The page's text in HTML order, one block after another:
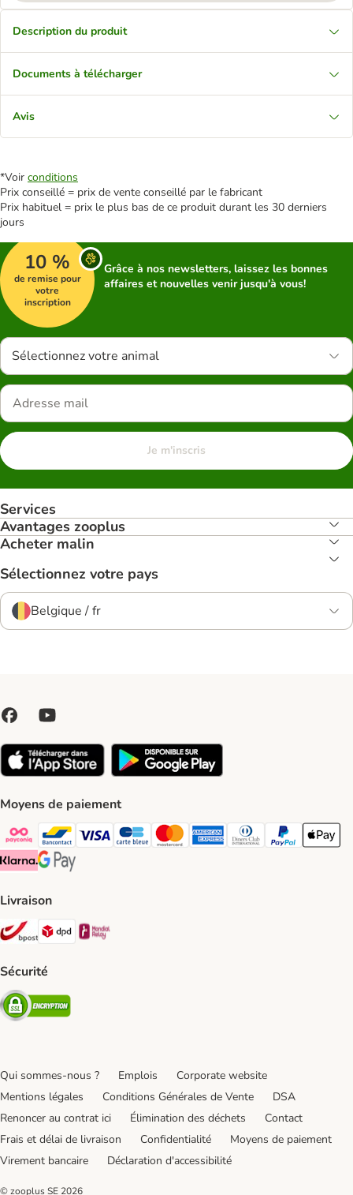
Description du produit
Documents à télécharger
Avis
*Voir conditions
Prix conseillé = prix de vente conseillé par le fabricant
Prix habituel = prix le plus bas de ce produit durant les 30 derniers
jours
10 %
de remise pour
votre
inscription
Grâce à nos newsletters, laissez les bonnes
affaires et nouvelles venir jusqu'à vous!
Sélectionnez votre animal
Je m'inscris
Services
Avantages zooplus
Acheter malin
Sélectionnez votre pays
Belgique / fr
Moyens de paiement
Payconiq Payment Method
bancontact Payment Method
Visa Payment Method
carte bleue Payment Method
Master card Payment Method
American express Payment
Diners club Payment
Paypal Payment
Apple
Klarna Payment Method
Google Pay Payment Method
Livraison
Bpost Shipping Method
DPD Shipping Method
Sécurité
Security
Qui sommes-nous ? Emplois
Corporate website
Mentions légales
Conditions Générales de Vente
DSA
Renoncer au contrat ici
Élimination des déchets
Contact
Frais et délai de livraison
Confidentialité
Moyens de paiement
Virement bancaire
Déclaration d'accessibilité
© zooplus SE 2026